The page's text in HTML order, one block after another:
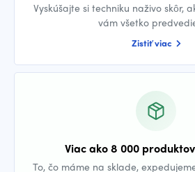
Vyskúšajte si techniku naživo skôr,
vám všetko
Zistiť viac
Viac ako 8 000
To, čo máme na sklade,